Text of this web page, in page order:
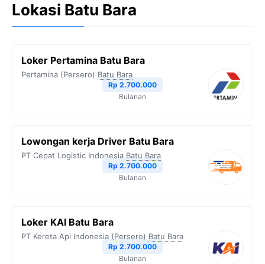
Lokasi Batu Bara
Loker Pertamina Batu Bara
Pertamina (Persero) Batu Bara
Rp 2.700.000
Bulanan
Lowongan kerja Driver Batu Bara
PT Cepat Logistic Indonesia Batu Bara
Rp 2.700.000
Bulanan
Loker KAI Batu Bara
PT Kereta Api Indonesia (Persero) Batu Bara
Rp 2.700.000
Bulanan